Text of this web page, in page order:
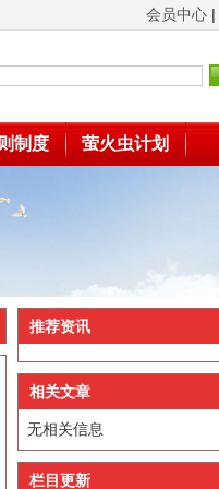
会员中心 |
制度 萤火虫计划
推荐资讯
相关文章
无相关信息
栏目更新